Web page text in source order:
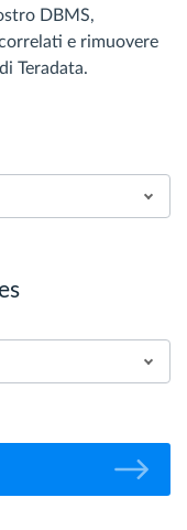
DBMS,
e rimuovere
Teradata.